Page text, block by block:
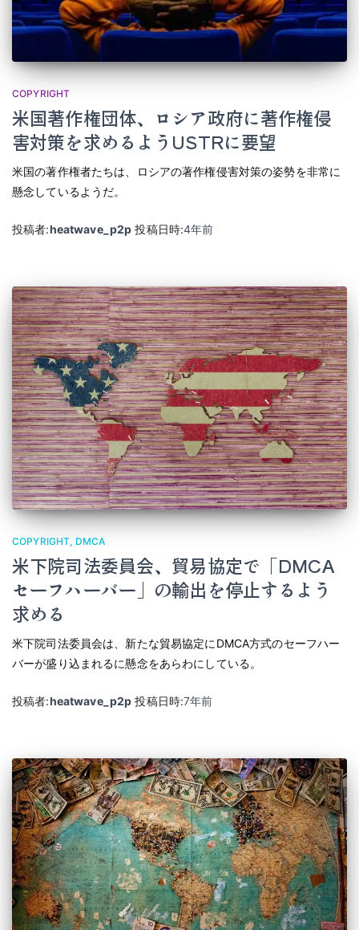
COPYRIGHT
米国著作権団体、ロシア政府に著作権侵
害対策を求めるようUSTRに要望
米国の著作権者たちは、ロシアの著作権侵害対策の姿勢を非常に
懸念しているようだ。
投稿者:heatwave_p2p 投稿日時:4年前
COPYRIGHT DMCA
米下院司法委員会、貿易協定で「DMCA
セーフハーバー」の輸出を停止するよう
求める
米下院司法委員会は、新たな貿易協定にDMCA方式のセーフハー
バーが盛り込まれるに懸念をあらわにしている。
投稿者:heatwave_p2p 投稿日時:7年前